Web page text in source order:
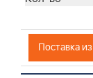
Поставка